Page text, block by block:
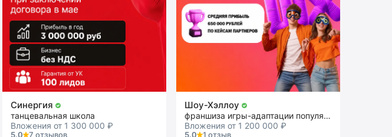
Синергия
танцевальная школа
Вложения от 1 300 000 ₽
5.0
7 отзывов
Шоу-Хэллоу
франшиза игры-адаптации популярных ТВ-шоу
Вложения от 1 200 000 ₽
5.0
1 отзыв